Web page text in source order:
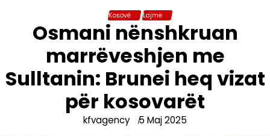
Kosovë Lajme
Osmani nënshkruan
marrëveshjen me
Sulltanin: Brunei heq vizat
për kosovarët
kfvagency 5 Maj 2025